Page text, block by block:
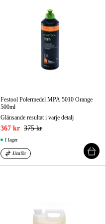
Festool Polermedel MPA 5010 Orange
500ml
Glänsande resultat i varje detalj
367 kr 375 kr
I lager
Jämför